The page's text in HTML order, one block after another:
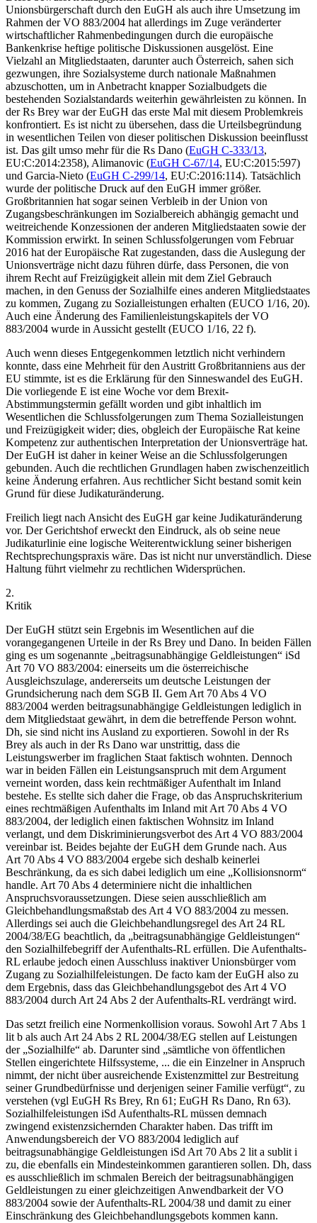
Unionsbürgerschaft durch den EuGH als auch ihre Umsetzung im
Rahmen der VO 883/2004 hat allerdings im Zuge veränderter
wirtschaftlicher Rahmenbedingungen durch die europäische
Bankenkrise heftige politische Diskussionen ausgelöst. Eine
Vielzahl an Mitgliedstaaten, darunter auch Österreich, sahen sich
gezwungen, ihre Sozialsysteme durch nationale Maßnahmen
abzuschotten, um in Anbetracht knapper Sozialbudgets die
bestehenden Sozialstandards weiterhin gewährleisten zu können. In
der Rs Brey war der EuGH das erste Mal mit diesem Problemkreis
konfrontiert. Es ist nicht zu übersehen, dass die Urteilsbegründung
in wesentlichen Teilen von dieser politischen Diskussion beeinflusst
ist. Das gilt umso mehr für die Rs Dano (EuGH C-333/13,
EU:C:2014:2358), Alimanovic (EuGH C-67/14, EU:C:2015:597)
und Garcia-Nieto (EuGH C-299/14, EU:C:2016:114). Tatsächlich
wurde der politische Druck auf den EuGH immer größer.
Großbritannien hat sogar seinen Verbleib in der Union von
Zugangsbeschränkungen im Sozialbereich abhängig gemacht und
weitreichende Konzessionen der anderen Mitgliedstaaten sowie der
Kommission erwirkt. In seinen Schlussfolgerungen vom Februar
2016 hat der Europäische Rat zugestanden, dass die Auslegung der
Unionsverträge nicht dazu führen dürfe, dass Personen, die von
ihrem Recht auf Freizügigkeit allein mit dem Ziel Gebrauch
machen, in den Genuss der Sozialhilfe eines anderen Mitgliedstaates
zu kommen, Zugang zu Sozialleistungen erhalten (EUCO 1/16, 20).
Auch eine Änderung des Familienleistungskapitels der VO
883/2004 wurde in Aussicht gestellt (EUCO 1/16, 22 f).
Auch wenn dieses Entgegenkommen letztlich nicht verhindern
konnte, dass eine Mehrheit für den Austritt Großbritanniens aus der
EU stimmte, ist es die Erklärung für den Sinneswandel des EuGH.
Die vorliegende E ist eine Woche vor dem Brexit-
Abstimmungstermin gefällt worden und gibt inhaltlich im
Wesentlichen die Schlussfolgerungen zum Thema Sozialleistungen
und Freizügigkeit wider; dies, obgleich der Europäische Rat keine
Kompetenz zur authentischen Interpretation der Unionsverträge hat.
Der EuGH ist daher in keiner Weise an die Schlussfolgerungen
gebunden. Auch die rechtlichen Grundlagen haben zwischenzeitlich
keine Änderung erfahren. Aus rechtlicher Sicht bestand somit kein
Grund für diese Judikaturänderung.
Freilich liegt nach Ansicht des EuGH gar keine Judikaturänderung
vor. Der Gerichtshof erweckt den Eindruck, als ob seine neue
Judikaturlinie eine logische Weiterentwicklung seiner bisherigen
Rechtsprechungspraxis wäre. Das ist nicht nur unverständlich. Diese
Haltung führt vielmehr zu rechtlichen Widersprüchen.
2.
Kritik
Der EuGH stützt sein Ergebnis im Wesentlichen auf die
vorangegangenen Urteile in der Rs Brey und Dano. In beiden Fällen
ging es um sogenannte „beitragsunabhängige Geldleistungen“ iSd
Art 70 VO 883/2004: einerseits um die österreichische
Ausgleichszulage, andererseits um deutsche Leistungen der
Grundsicherung nach dem SGB II. Gem Art 70 Abs 4 VO
883/2004 werden beitragsunabhängige Geldleistungen lediglich in
dem Mitgliedstaat gewährt, in dem die betreffende Person wohnt.
Dh, sie sind nicht ins Ausland zu exportieren. Sowohl in der Rs
Brey als auch in der Rs Dano war unstrittig, dass die
Leistungswerber im fraglichen Staat faktisch wohnten. Dennoch
war in beiden Fällen ein Leistungsanspruch mit dem Argument
verneint worden, dass kein rechtmäßiger Aufenthalt im Inland
bestehe. Es stellte sich daher die Frage, ob das Anspruchskriterium
eines rechtmäßigen Aufenthalts im Inland mit Art 70 Abs 4 VO
883/2004, der lediglich einen faktischen Wohnsitz im Inland
verlangt, und dem Diskriminierungsverbot des Art 4 VO 883/2004
vereinbar ist. Beides bejahte der EuGH dem Grunde nach. Aus
Art 70 Abs 4 VO 883/2004 ergebe sich deshalb keinerlei
Beschränkung, da es sich dabei lediglich um eine „Kollisionsnorm“
handle. Art 70 Abs 4 determiniere nicht die inhaltlichen
Anspruchsvoraussetzungen. Diese seien ausschließlich am
Gleichbehandlungsmaßstab des Art 4 VO 883/2004 zu messen.
Allerdings sei auch die Gleichbehandlungsregel des Art 24 RL
2004/38/EG beachtlich, da „beitragsunabhängige Geldleistungen“
den Sozialhilfebegriff der Aufenthalts-RL erfüllen. Die Aufenthalts-
RL erlaube jedoch einen Ausschluss inaktiver Unionsbürger vom
Zugang zu Sozialhilfeleistungen. De facto kam der EuGH also zu
dem Ergebnis, dass das Gleichbehandlungsgebot des Art 4 VO
883/2004 durch Art 24 Abs 2 der Aufenthalts-RL verdrängt wird.
Das setzt freilich eine Normenkollision voraus. Sowohl Art 7 Abs 1
lit b als auch Art 24 Abs 2 RL 2004/38/EG stellen auf Leistungen
der „Sozialhilfe“ ab. Darunter sind „sämtliche von öffentlichen
Stellen eingerichtete Hilfssysteme, ... die ein Einzelner in Anspruch
nimmt, der nicht über ausreichende Existenzmittel zur Bestreitung
seiner Grundbedürfnisse und derjenigen seiner Familie verfügt“, zu
verstehen (vgl EuGH Rs Brey, Rn 61; EuGH Rs Dano, Rn 63).
Sozialhilfeleistungen iSd Aufenthalts-RL müssen demnach
zwingend existenzsichernden Charakter haben. Das trifft im
Anwendungsbereich der VO 883/2004 lediglich auf
beitragsunabhängige Geldleistungen iSd Art 70 Abs 2 lit a sublit i
zu, die ebenfalls ein Mindesteinkommen garantieren sollen. Dh, dass
es ausschließlich im schmalen Bereich der beitragsunabhängigen
Geldleistungen zu einer gleichzeitigen Anwendbarkeit der VO
883/2004 sowie der Aufenthalts-RL 2004/38 und damit zu einer
Einschränkung des Gleichbehandlungsgebots kommen kann.